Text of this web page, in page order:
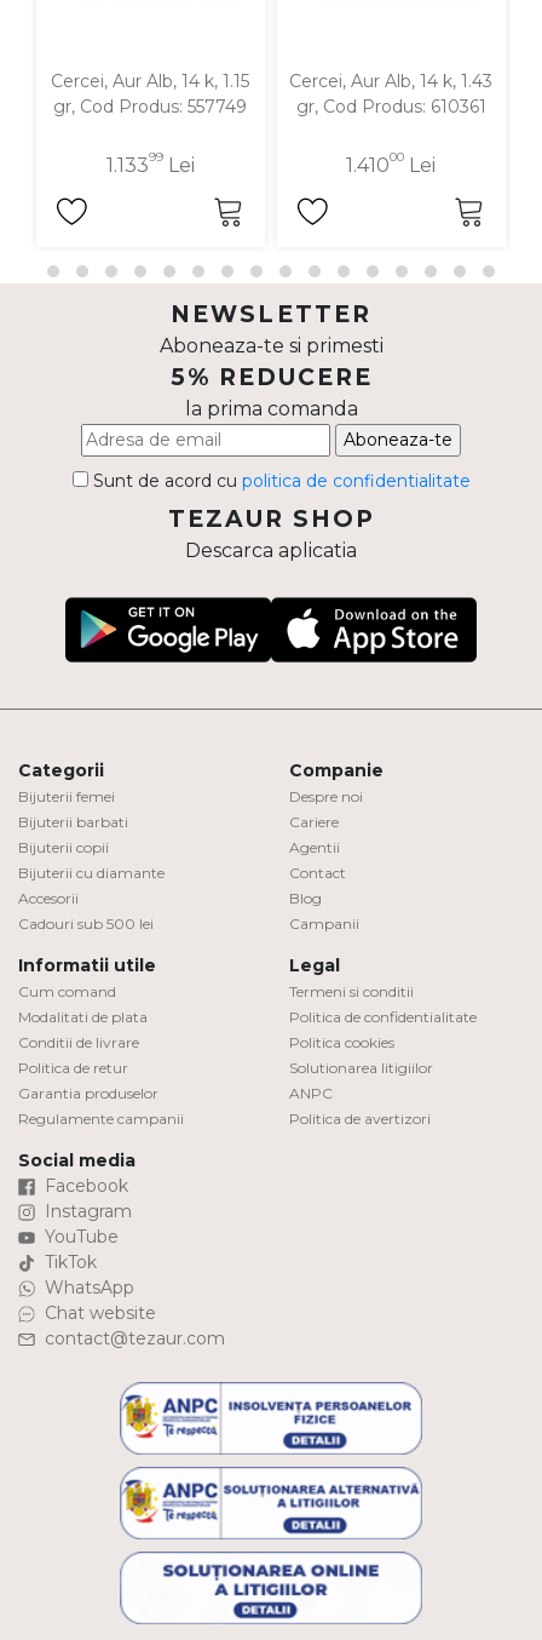
Cercei, Aur Alb, 14 k, 1.15
gr, Cod Produs: 557749
1.13399Lei
Cercei, Aur Alb, 14 k, 1.43
gr, Cod Produs: 610361
1.41000 Lei
NEWSLETTER
Aboneaza-te si primesti
5% REDUCERE
la prima comanda
Aboneaza-te
Sunt de acord cu politica de confidentialitate
TEZAUR SHOP
Descarca aplicatia
Categorii
Bijuterii femei
Bijuterii barbati
Bijuterii copii
Bijuterii cu diamante
Accesorii
Cadouri sub 500 lei
Companie
Despre noi
Cariere
Agentii
Contact
Blog
Campanii
Informatii utile
Cum comand
Modalitati de plata
Conditii de livrare
Politica de retur
Garantia produselor
Regulamente campanii
Legal
Termeni si conditii
Politica de confidentialitate
Politica cookies
Solutionarea litigiilor
ANPC
Politica de avertizori
Social media
Facebook
Instagram
YouTube
TikTok
WhatsApp
Chat website
contact@tezaur.com